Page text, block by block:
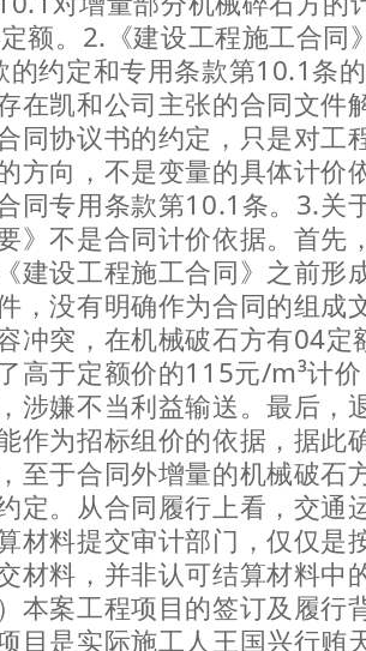
额。2.《建设工程施工合同
的约定和专用条款第10.1条
在凯和公司主张的合同文件
同协议书的约定，只是对工
方向，不是变量的具体计价
同专用条款第10.1条。3.关
》不是合同计价依据。首先
建设工程施工合同》之前形
，没有明确作为合同的组成
冲突，在机械破石方有04定
高于定额价的115元/m³计
涉嫌不当利益输送。最后，
作为招标组价的依据，据此
至于合同外增量的机械破石
定。从合同履行上看，交通
材料提交审计部门，仅仅是
材料，并非认可结算材料中
本案工程项目的签订及履行
目是实际施工人王国兴行贿